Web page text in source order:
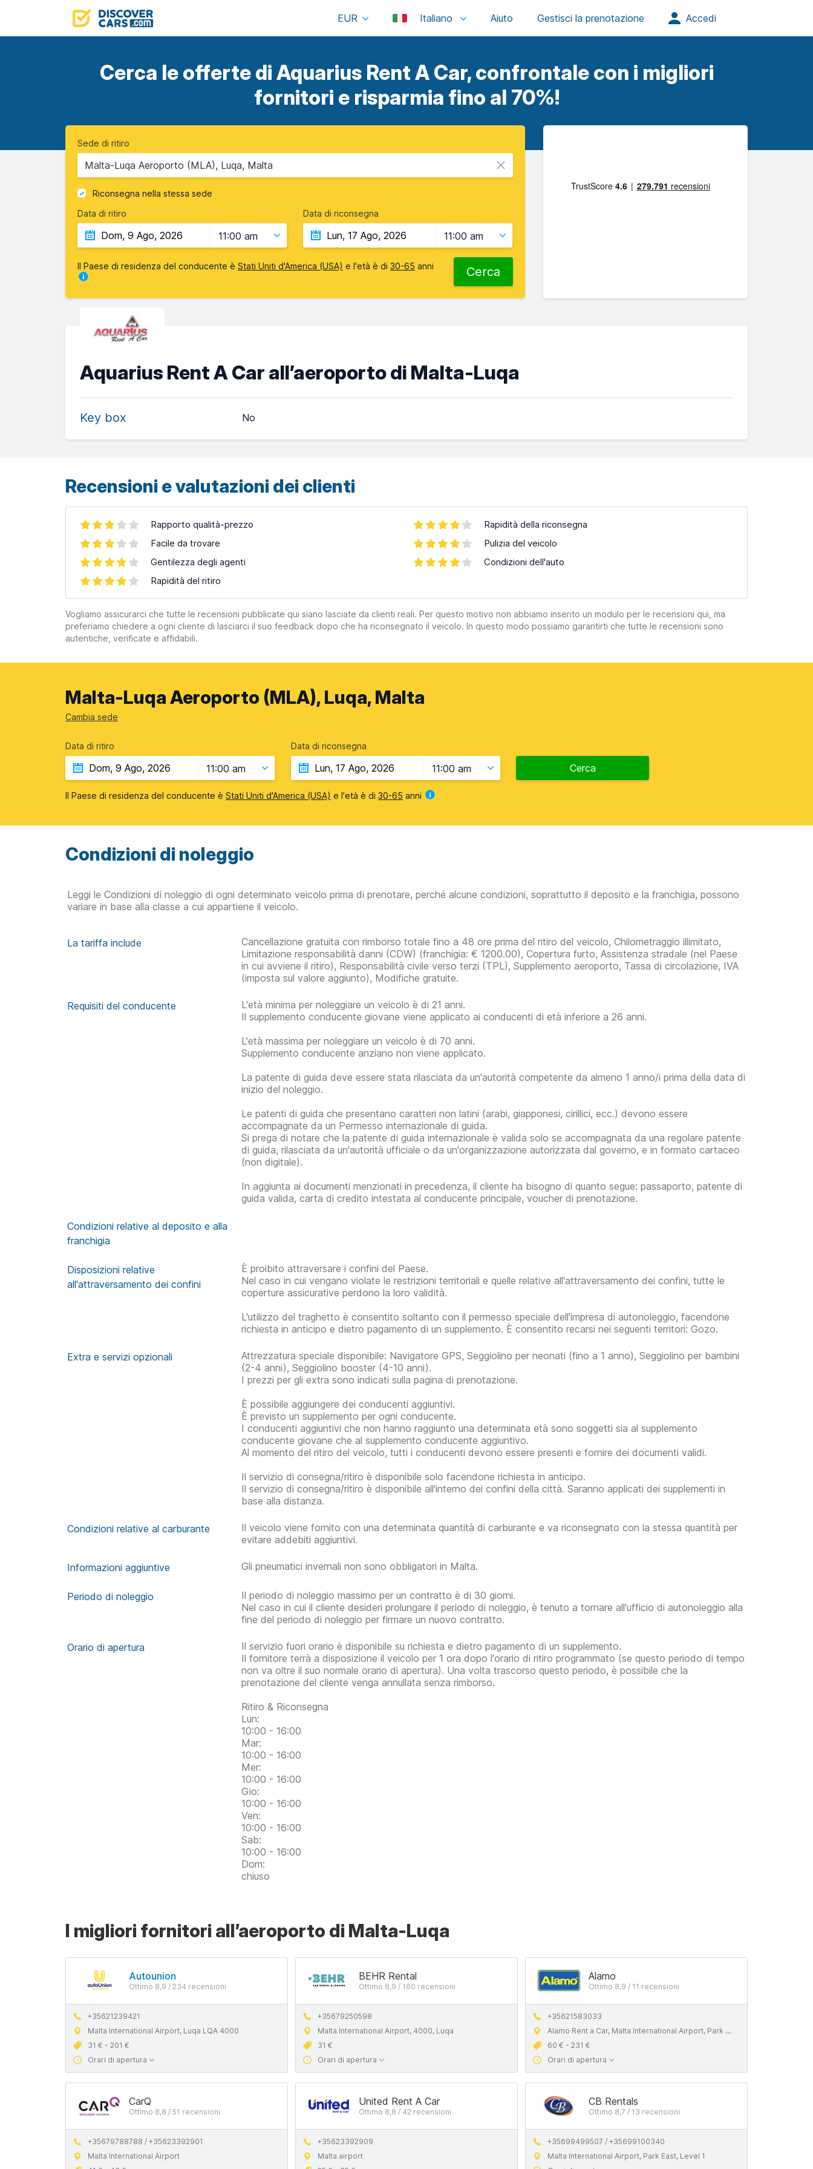
EUR Italiano
Cerca le offerte di Aquarius Rent A Car, confrontale con i migliori
fornitori e risparmia fino al 70%!
Sede di ritiro
Malta-Luqa Aeroporto (MLA), Luqa, Malta
Riconsegna nella stessa sede
Data di ritiro
11:00 am
Data di riconsegna
11:00 am
Il Paese di residenza del conducente è Stati Uniti d'America (USA) e l'età è di 30-65 anni Cerca
Aquarius Rent A Car all’aeroporto di Malta-Luqa
Key box No
Recensioni e valutazioni dei clienti
Rapporto qualità-prezzo
Facile da trovare
Gentilezza degli agenti
Rapidità del ritiro
Rapidità della riconsegna
Pulizia del veicolo
Condizioni dell'auto
Vogliamo assicurarci che tutte le recensioni pubblicate qui siano lasciate da clienti reali. Per questo motivo non abbiamo inserito un modulo per le recensioni qui, ma
preferiamo chiedere a ogni cliente di lasciarci il suo feedback dopo che ha riconsegnato il veicolo. In questo modo possiamo garantirti che tutte le recensioni sono
autentiche, verificate e affidabili.
Malta-Luqa Aeroporto (MLA), Luqa, Malta
Cambia sede
Data di ritiro
11:00 am
Data di riconsegna
11:00 am Cerca
Il Paese di residenza del conducente è Stati Uniti d'America (USA) e l'età è di 30-65 anni
Condizioni di noleggio
Leggi le Condizioni di noleggio di ogni determinato veicolo prima di prenotare, perché alcune condizioni, soprattutto il deposito e la franchigia, possono
variare in base alla classe a cui appartiene il veicolo.
La tariffa include
Cancellazione gratuita con rimborso totale fino a 48 ore prima del ritiro del veicolo, Chilometraggio illimitato,
Limitazione responsabilità danni (CDW) (franchigia: € 1200.00), Copertura furto, Assistenza stradale (nel Paese
in cui avviene il ritiro), Responsabilità civile verso terzi (TPL), Supplemento aeroporto, Tassa di circolazione, IVA
(imposta sul valore aggiunto), Modifiche gratuite.
Requisiti del conducente
L'età minima per noleggiare un veicolo è di 21 anni.
Il supplemento conducente giovane viene applicato ai conducenti di età inferiore a 26 anni.
L'età massima per noleggiare un veicolo è di 70 anni.
Supplemento conducente anziano non viene applicato.
La patente di guida deve essere stata rilasciata da un'autorità competente da almeno 1 anno/i prima della data di
inizio del noleggio.
Le patenti di guida che presentano caratteri non latini (arabi, giapponesi, cirillici, ecc.) devono essere
accompagnate da un Permesso internazionale di guida.
Si prega di notare che la patente di guida internazionale è valida solo se accompagnata da una regolare patente
di guida, rilasciata da un'autorità ufficiale o da un'organizzazione autorizzata dal governo, e in formato cartaceo
(non digitale).
In aggiunta ai documenti menzionati in precedenza, il cliente ha bisogno di quanto segue: passaporto, patente di
guida valida, carta di credito intestata al conducente principale, voucher di prenotazione.
Condizioni relative al deposito e alla
franchigia
Disposizioni relative
all'attraversamento dei confini
È proibito attraversare i confini del Paese.
Nel caso in cui vengano violate le restrizioni territoriali e quelle relative all'attraversamento dei confini, tutte le
coperture assicurative perdono la loro validità.
L'utilizzo del traghetto è consentito soltanto con il permesso speciale dell'impresa di autonoleggio, facendone
richiesta in anticipo e dietro pagamento di un supplemento. È consentito recarsi nei seguenti territori: Gozo.
Extra e servizi opzionali
Attrezzatura speciale disponibile: Navigatore GPS, Seggiolino per neonati (fino a 1 anno), Seggiolino per bambini
(2-4 anni), Seggiolino booster (4-10 anni).
I prezzi per gli extra sono indicati sulla pagina di prenotazione.
È possibile aggiungere dei conducenti aggiuntivi.
È previsto un supplemento per ogni conducente.
I conducenti aggiuntivi che non hanno raggiunto una determinata età sono soggetti sia al supplemento
conducente giovane che al supplemento conducente aggiuntivo.
Al momento del ritiro del veicolo, tutti i conducenti devono essere presenti e fornire dei documenti validi.
Il servizio di consegna/ritiro è disponibile solo facendone richiesta in anticipo.
Il servizio di consegna/ritiro è disponibile all'interno dei confini della città. Saranno applicati dei supplementi in
base alla distanza.
Condizioni relative al carburante
Il veicolo viene fornito con una determinata quantità di carburante e va riconsegnato con la stessa quantità per
evitare addebiti aggiuntivi.
Informazioni aggiuntive Gli pneumatici invernali non sono obbligatori in Malta.
Periodo di noleggio
Il periodo di noleggio massimo per un contratto è di 30 giorni.
Nel caso in cui il cliente desideri prolungare il periodo di noleggio, è tenuto a tornare all'ufficio di autonoleggio alla
fine del periodo di noleggio per firmare un nuovo contratto.
Orario di apertura
Il servizio fuori orario è disponibile su richiesta e dietro pagamento di un supplemento.
Il fornitore terrà a disposizione il veicolo per 1 ora dopo l'orario di ritiro programmato (se questo periodo di tempo
non va oltre il suo normale orario di apertura). Una volta trascorso questo periodo, è possibile che la
prenotazione del cliente venga annullata senza rimborso.
Ritiro & Riconsegna
Lun:
10:00 - 16:00
Mar:
10:00 - 16:00
Mer:
10:00 - 16:00
Gio:
10:00 - 16:00
Ven:
10:00 - 16:00
Sab:
10:00 - 16:00
Dom:
chiuso
I migliori fornitori all’aeroporto di Malta-Luqa
Autounion
Ottimo 8,9 / 234 recensioni
+35621239421
Malta International Airport, Luqa LQA 4000
31 € - 201 €
Orari di apertura
BEHR Rental
Ottimo 8,9 / 160 recensioni
+35679250598
Malta International Airport, 4000, Luqa
31 €
Orari di apertura
Alamo
Ottimo 8,9 / 11 recensioni
+35621583033
Alamo Rent a Car, Malta International Airport, Park East, Luqa LQA 4000, Malta
60 € - 231 €
Orari di apertura
CarQ
Ottimo 8,8 / 51 recensioni
+35679788788 / +35623392901
Malta International Airport
United Rent A Car
Ottimo 8,8 / 42 recensioni
+35623392909
Malta airport
CB Rentals
Ottimo 8,7 / 13 recensioni
+35699499507 / +35699100340
Malta International Airport, Park East, Level 1